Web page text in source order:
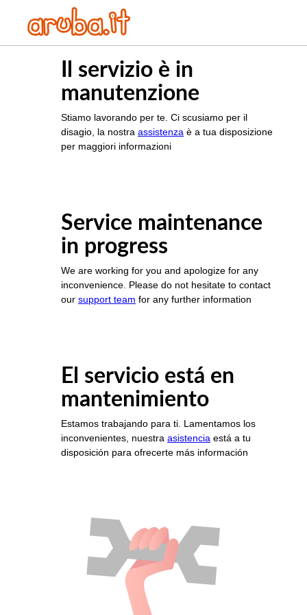
Il servizio è in
manutenzione
Stiamo lavorando per te. Ci scusiamo per il
disagio, la nostra assistenza è a tua disposizione
per maggiori informazioni
Service maintenance
in progress
We are working for you and apologize for any
inconvenience. Please do not hesitate to contact
our support team for any further information
El servicio está en
mantenimiento
Estamos trabajando para ti. Lamentamos los
inconvenientes, nuestra asistencia está a tu
disposición para ofrecerte más información